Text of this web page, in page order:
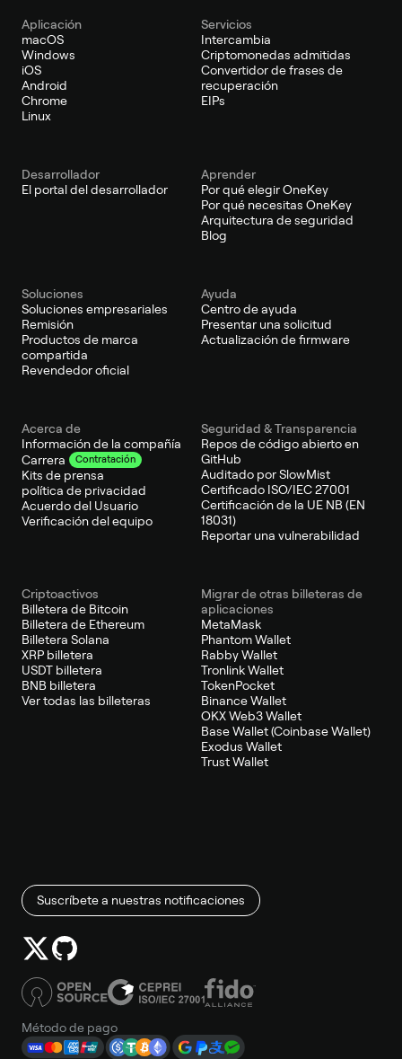
Aplicación
macOS
Windows
iOS
Android
Chrome
Linux
Servicios
Intercambia
Criptomonedas admitidas
Convertidor de frases de
recuperación
EIPs
Desarrollador
El portal del desarrollador
Aprender
Por qué elegir OneKey
Por qué necesitas OneKey
Arquitectura de seguridad
Blog
Soluciones
Soluciones empresariales
Remisión
Productos de marca
compartida
Revendedor oficial
Ayuda
Centro de ayuda
Presentar una solicitud
Actualización de firmware
Acerca de
Información de la compañía
Carrera
Contratación
Kits de prensa
política de privacidad
Acuerdo del Usuario
Verificación del equipo
Seguridad & Transparencia
Repos de código abierto en
GitHub
Auditado por SlowMist
Certificado ISO/IEC 27001
Certificación de la UE NB (EN
18031)
Reportar una vulnerabilidad
Criptoactivos
Billetera de Bitcoin
Billetera de Ethereum
Billetera Solana
XRP billetera
USDT billetera
BNB billetera
Ver todas las billeteras
Migrar de otras billeteras de
aplicaciones
MetaMask
Phantom Wallet
Rabby Wallet
Tronlink Wallet
TokenPocket
Binance Wallet
OKX Web3 Wallet
Base Wallet (Coinbase Wallet)
Exodus Wallet
Trust Wallet
Suscríbete a nuestras notificaciones
Método de pago